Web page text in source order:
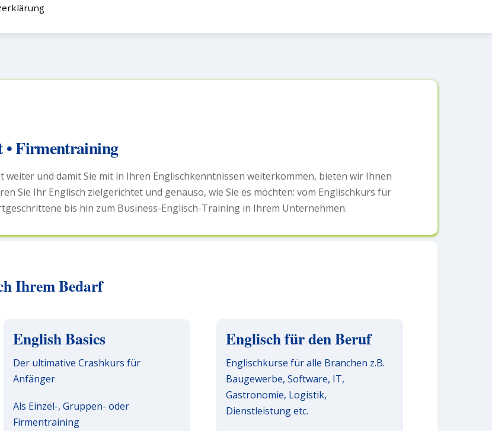
• Firmentraining
und damit Sie mit in Ihren Englischkenntnissen weiterkommen, bieten wir Ihnen
Sie Ihr Englisch zielgerichtet und genauso, wie Sie es möchten: vom Englischkurs für
bis hin zum Business-Englisch-Training in Ihrem Unternehmen.
Ihrem Bedarf
English Basics
Der ultimative Crashkurs für
Anfänger
Als Einzel-, Gruppen- oder
Firmentraining
Englisch für den Beruf
Englischkurse für alle Branchen z.B.
Baugewerbe, Software, IT,
Gastronomie, Logistik,
Dienstleistung etc.